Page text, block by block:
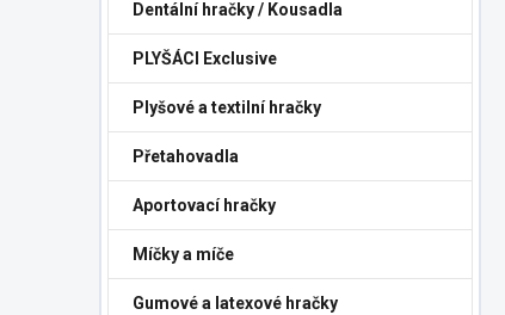
Dentální hračky / Kousadla
PLYŠÁCI Exclusive
Plyšové a textilní hračky
Přetahovadla
Aportovací hračky
Míčky a míče
Gumové a latexové hračky